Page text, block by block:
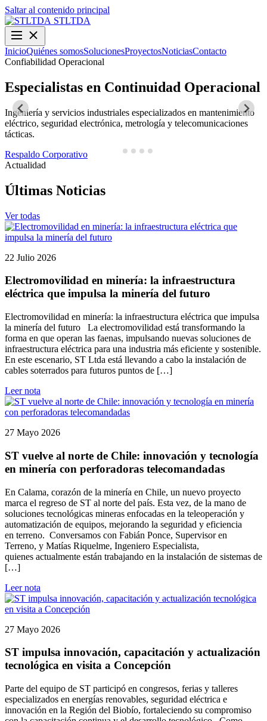
Saltar al contenido principal
STLTDA
InicioQuiénes somosSolucionesProyectosNoticiasContacto
Confiabilidad Operacional
Especialistas en Continuidad Operacional
Ingeniería y servicios industriales especializados en mantenimiento
eléctrico, seguridad electrónica, metrología y telecomunicaciones
tácticas.
Respaldo Corporativo
Actualidad
Últimas Noticias
Ver todas
22 Julio 2026
Electromovilidad en minería: la infraestructura
eléctrica que impulsa la minería del futuro
Electromovilidad en minería: la infraestructura eléctrica que impulsa
la minería del futuro La electromovilidad está transformando la
forma en que operan las faenas, impulsando nuevas soluciones de
infraestructura eléctrica para una industria más eficiente y sostenible.
En este escenario, ST Ltda está llevando a cabo la instalación de
cables soterrados para futuros puntos de […]
Leer nota
27 Mayo 2026
ST vuelve al norte de Chile: innovación y tecnología
en minería con perforadoras telecomandadas
En Calama, corazón de la minería en Chile, un nuevo proyecto
marca el regreso de ST al norte del país. Esta vez, de la mano de
soluciones tecnológicas mineras enfocadas en la teleoperación y
automatización de equipos, mejorando la seguridad y eficiencia
en terreno. Conversamos con Fabián Ponce, Supervisor en
Terreno, y Matías Riquelme, Ingeniero Especialista,
quienes actualmente están trabajando en la instalación de sistemas de
[…]
Leer nota
27 Mayo 2026
ST impulsa innovación, capacitación y actualización
tecnológica en visita a Concepción
Parte del equipo de ST participó en congresos, ferias y talleres
especializados en energías renovables, seguridad eléctrica e
innovación en la Región del Biobío, fortaleciendo su compromiso